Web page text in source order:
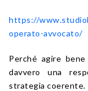
https://
operato-avvocato/
Perché agire
davvero una
strategia coerente.